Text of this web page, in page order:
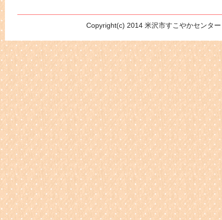
Copyright(c) 2014 米沢市すこやかセンタ